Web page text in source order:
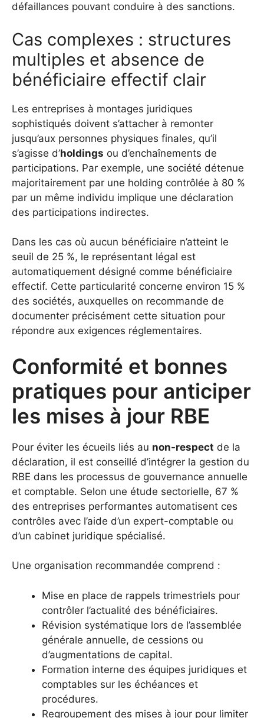
défaillances pouvant conduire à des sanctions.
Cas complexes : structures
multiples et absence de
bénéficiaire effectif clair
Les entreprises à montages juridiques
sophistiqués doivent s’attacher à remonter
jusqu’aux personnes physiques finales, qu’il
s’agisse d’holdings ou d’enchaînements de
participations. Par exemple, une société détenue
majoritairement par une holding contrôlée à 80 %
par un même individu implique une déclaration
des participations indirectes.
Dans les cas où aucun bénéficiaire n’atteint le
seuil de 25 %, le représentant légal est
automatiquement désigné comme bénéficiaire
effectif. Cette particularité concerne environ 15 %
des sociétés, auxquelles on recommande de
documenter précisément cette situation pour
répondre aux exigences réglementaires.
Conformité et bonnes
pratiques pour anticiper
les mises à jour RBE
Pour éviter les écueils liés au non-respect de la
déclaration, il est conseillé d’intégrer la gestion du
RBE dans les processus de gouvernance annuelle
et comptable. Selon une étude sectorielle, 67 %
des entreprises performantes automatisent ces
contrôles avec l’aide d’un expert-comptable ou
d’un cabinet juridique spécialisé.
Une organisation recommandée comprend :
Mise en place de rappels trimestriels pour
contrôler l’actualité des bénéficiaires.
Révision systématique lors de l’assemblée
générale annuelle, de cessions ou
d’augmentations de capital.
Formation interne des équipes juridiques et
comptables sur les échéances et
procédures.
Regroupement des mises à jour pour limiter